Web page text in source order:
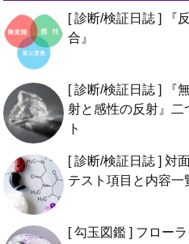
[ 診断/検証日誌 ] 『
合』
[ 診断/検証日誌 ] 『
射と感性の反射』二
ト
[ 診断/検証日誌 ] 対
テスト項目と内容一
[ 勾玉図鑑 ] フロー